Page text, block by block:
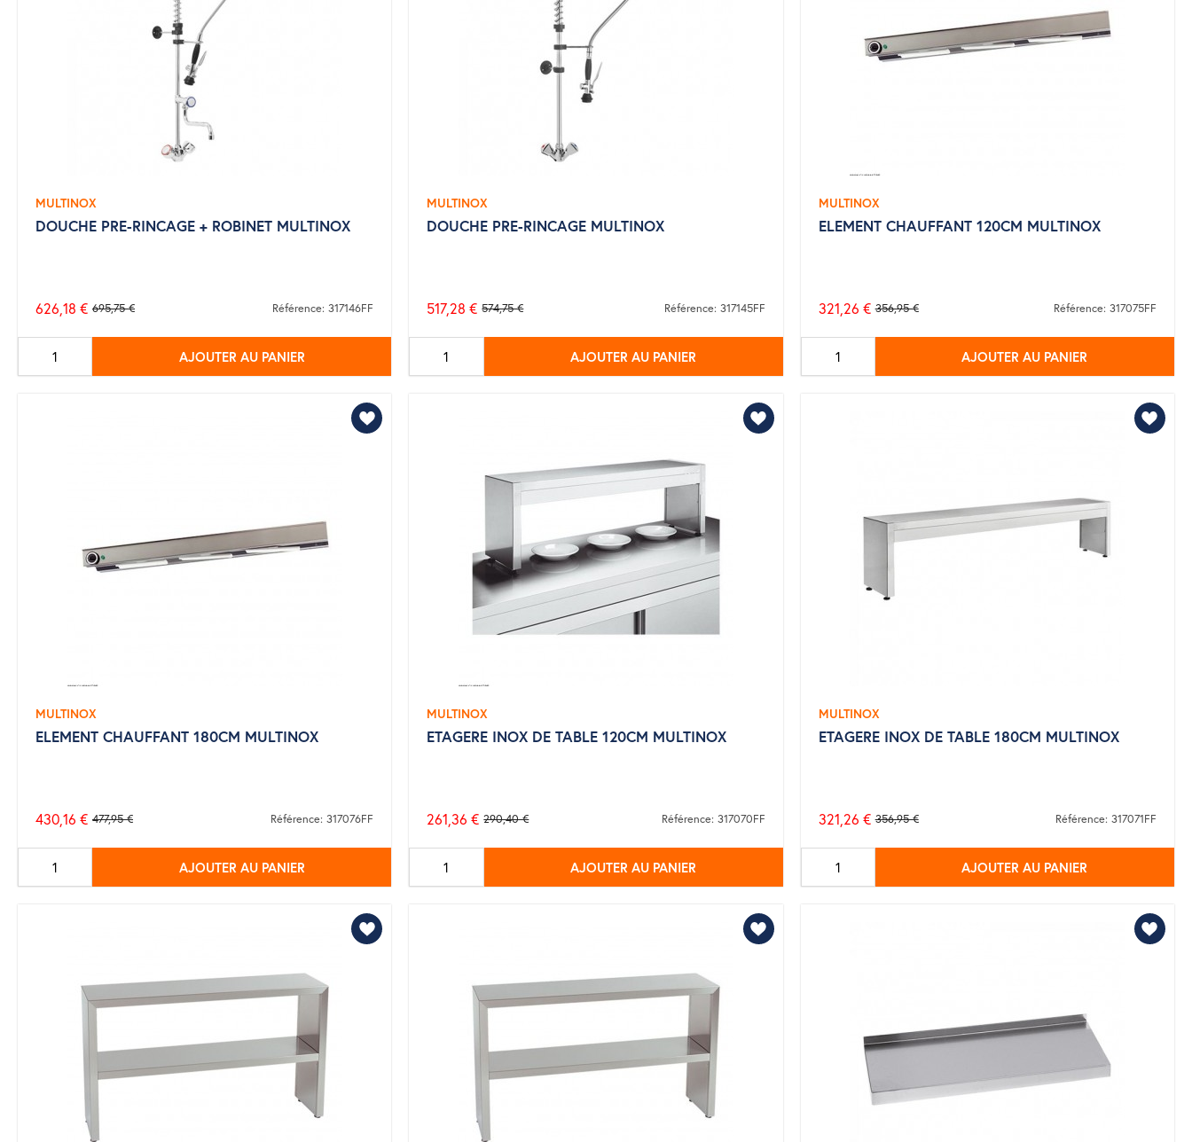
MULTINOX
DOUCHE PRE-RINCAGE + ROBINET MULTINOX
Prix
de
base
695,75 €
626,18 € Référence: 317146FF
AJOUTER AU PANIER
MULTINOX
DOUCHE PRE-RINCAGE MULTINOX
Prix
de
base
574,75 €
517,28 € Référence: 317145FF
AJOUTER AU PANIER
MULTINOX
ELEMENT CHAUFFANT 120CM MULTINOX
Prix
de
base
356,95 €
321,26 € Référence: 317075FF
AJOUTER AU PANIER
MULTINOX
ELEMENT CHAUFFANT 180CM MULTINOX
Prix
de
base
477,95 €
430,16 € Référence: 317076FF
AJOUTER AU PANIER
MULTINOX
ETAGERE INOX DE TABLE 120CM MULTINOX
Prix
de
base
290,40 €
261,36 € Référence: 317070FF
AJOUTER AU PANIER
MULTINOX
ETAGERE INOX DE TABLE 180CM MULTINOX
Prix
de
base
356,95 €
321,26 € Référence: 317071FF
AJOUTER AU PANIER